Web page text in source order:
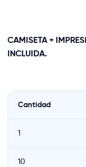
CAMISETA +
INCLUIDA.
Cantidad
1
10